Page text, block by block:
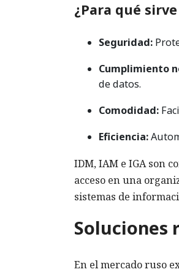
¿Para qué
Seguridad:
Cumplimiento
de datos.
Comodidad:
Eficiencia:
IDM, IAM e IGA son
acceso en una
sistemas de
Soluciones
En el mercado ruso